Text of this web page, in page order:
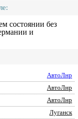
состоянии без
и
АвтоЛнр
АвтоЛнр
АвтоЛнр
Луганск